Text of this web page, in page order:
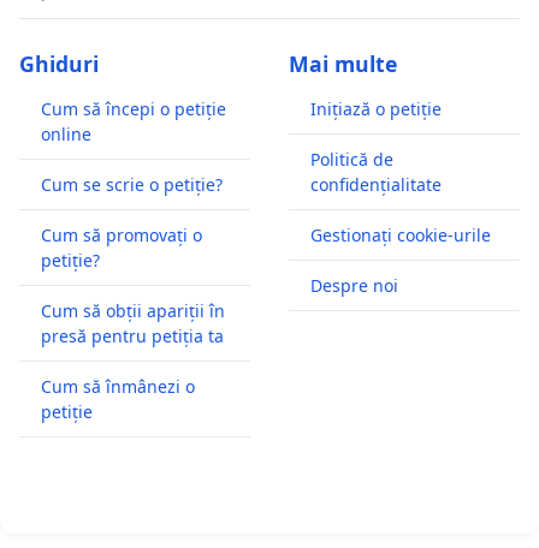
Ghiduri
Cum să începi o petiție
online
Cum se scrie o petiție?
Cum să promovați o
petiție?
Cum să obții apariții în
presă pentru petiția ta
Cum să înmânezi o
petiție
Mai multe
Inițiază o petiție
Politică de
confidențialitate
Gestionați cookie-urile
Despre noi